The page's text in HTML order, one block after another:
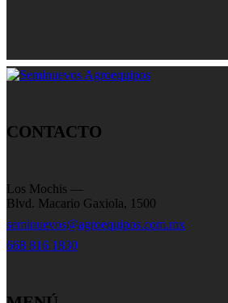
CONTACTO
Los Mochis —
Blvd. Macario Gaxiola, 1500
seminuevos@agroequipos.com.mx
668 816 1830